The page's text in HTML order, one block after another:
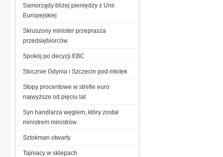
Samorządy bliżej pieniędzy z Unii
Europejskiej
Skruszony minister przeprasza
przedsiębiorców
Spokój po decyzji EBC
Stocznie Gdynia i Szczecin pod młotek
Stopy procentowe w strefie euro
najwyższe od pięciu lat
Syn handlarza węglem, który został
ministrem ministrów
Sztokman otwarty
Tajniacy w sklepach